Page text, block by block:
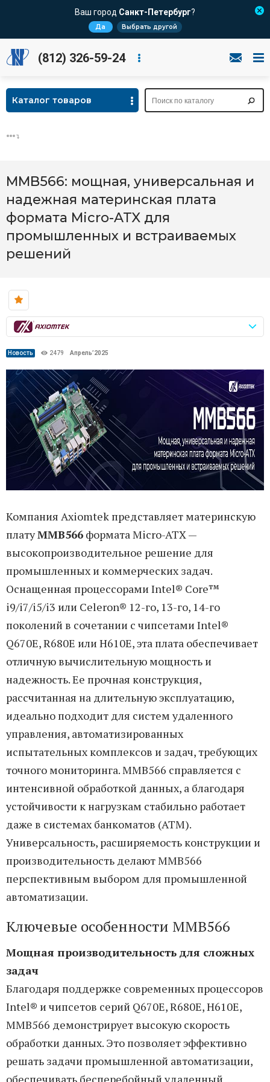
Ваш город Санкт-Петербург?
Да Выбрать другой
(812) 326-59-24
Каталог товаров
MMB566: мощная, универсальная и
надежная материнская плата
формата Micro-ATX для
промышленных и встраиваемых
решений
Новость 2479 Апрель’2025
Компания Axiomtek представляет материнскую
платуMMB566 формата Micro-ATX —
высокопроизводительное решение для
промышленных и коммерческих задач.
Оснащенная процессорами Intel® Core™
i9/i7/i5/i3 или Celeron® 12-го, 13-го, 14-го
поколений в сочетании с чипсетами Intel®
Q670E, R680E или H610E, эта плата обеспечивает
отличную вычислительную мощность и
надежность. Ее прочная конструкция,
рассчитанная на длительную эксплуатацию,
идеально подходит для систем удаленного
управления, автоматизированных
испытательных комплексов и задач, требующих
точного мониторинга. MMB566 справляется с
интенсивной обработкой данных, а благодаря
устойчивости к нагрузкам стабильно работает
даже в системах банкоматов (ATM).
Универсальность, расширяемость конструкции и
производительность делают MMB566
перспективным выбором для промышленной
автоматизации.
Ключевые особенности MMB566
Мощная производительность для сложных
задач
Благодаря поддержке современных процессоров
Intel® и чипсетов серий Q670E, R680E, H610E,
MMB566 демонстрирует высокую скорость
обработки данных. Это позволяет эффективно
решать задачи промышленной автоматизации,
обеспечивать бесперебойный удаленный